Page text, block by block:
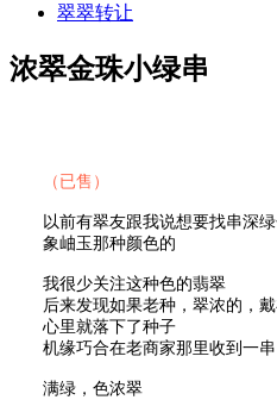
翠翠转让
浓翠金珠小绿串
（已售）
以前有翠友跟我说想要找串深绿
象岫玉那种颜色的
我很少关注这种色的翡翠
后来发现如果老种，翠浓的，戴
心里就落下了种子
机缘巧合在老商家那里收到一串
满绿，色浓翠